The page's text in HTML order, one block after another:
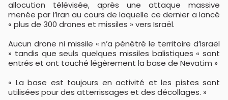
allocution télévisée, après une attaque massive
menée par l’Iran au cours de laquelle ce dernier a lancé
« plus de 300 drones et missiles » vers Israël.
Aucun drone ni missile « n’a pénétré le territoire d’Israël
» tandis que seuls quelques missiles balistiques « sont
entrés et ont touché légèrement la base de Nevatim »
« La base est toujours en activité et les pistes sont
utilisées pour des atterrissages et des décollages. »